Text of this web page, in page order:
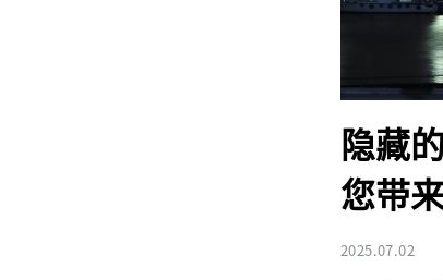
隐藏
您带
2025.07.02